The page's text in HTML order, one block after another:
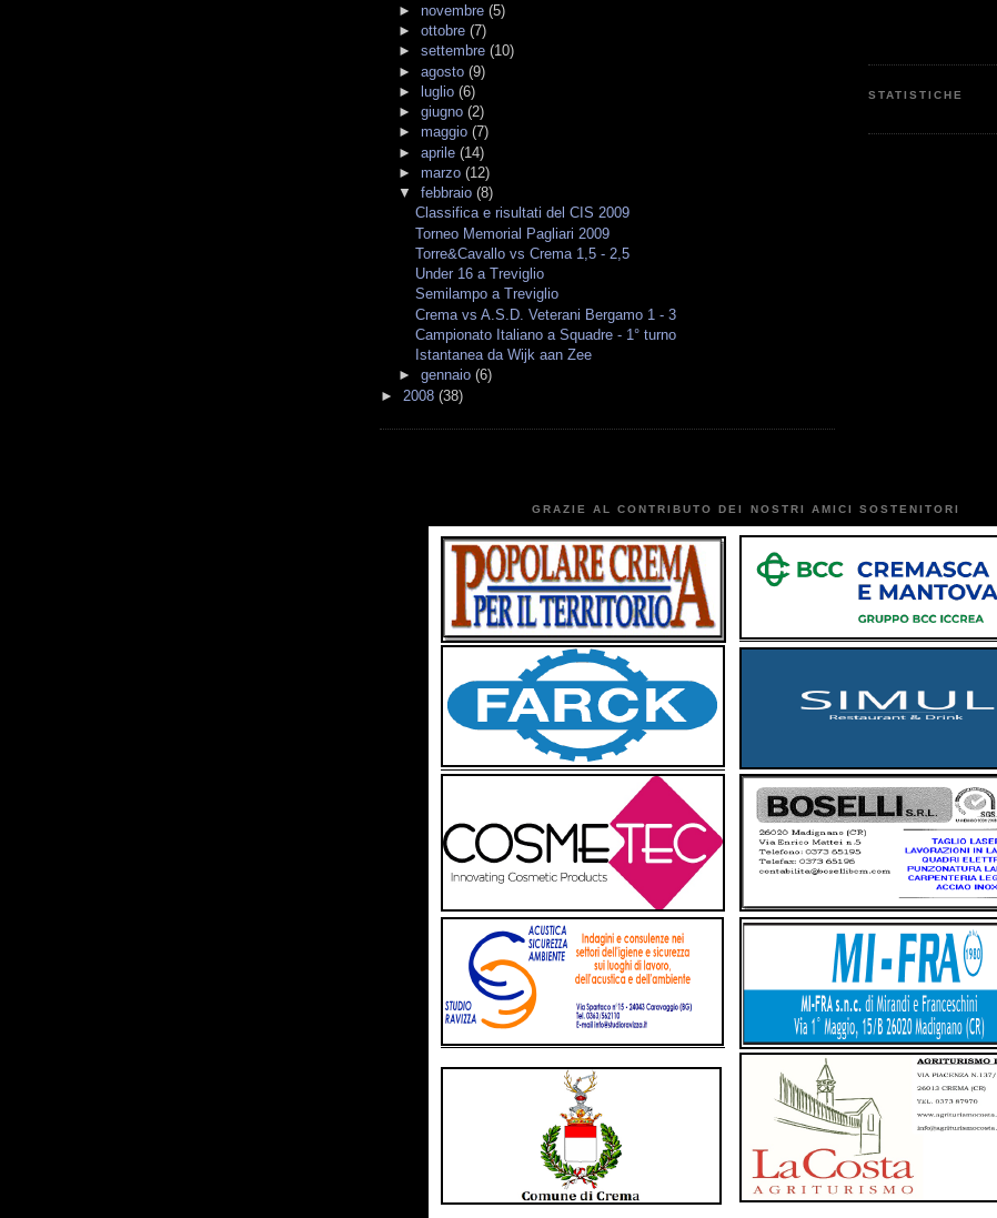
► novembre (5)
► ottobre (7)
► settembre (10)
► agosto (9)
►
luglio (6)
► giugno (2)
► maggio (7)
► aprile (14)
► marzo (12)
▼ febbraio (8)
Classifica e risultati del CIS 2009
Torneo Memorial Pagliari 2009
Torre&Cavallo vs Crema 1,5 - 2,5
Under 16 a Treviglio
Semilampo a Treviglio
Crema vs A.S.D. Veterani Bergamo 1 - 3
Campionato Italiano a Squadre - 1° turno
Istantanea da Wijk aan Zee
► gennaio (6)
► 2008 (38)
STATISTICHE
GRAZIE AL CONTRIBUTO DEI NOSTRI AMICI SOSTENITORI